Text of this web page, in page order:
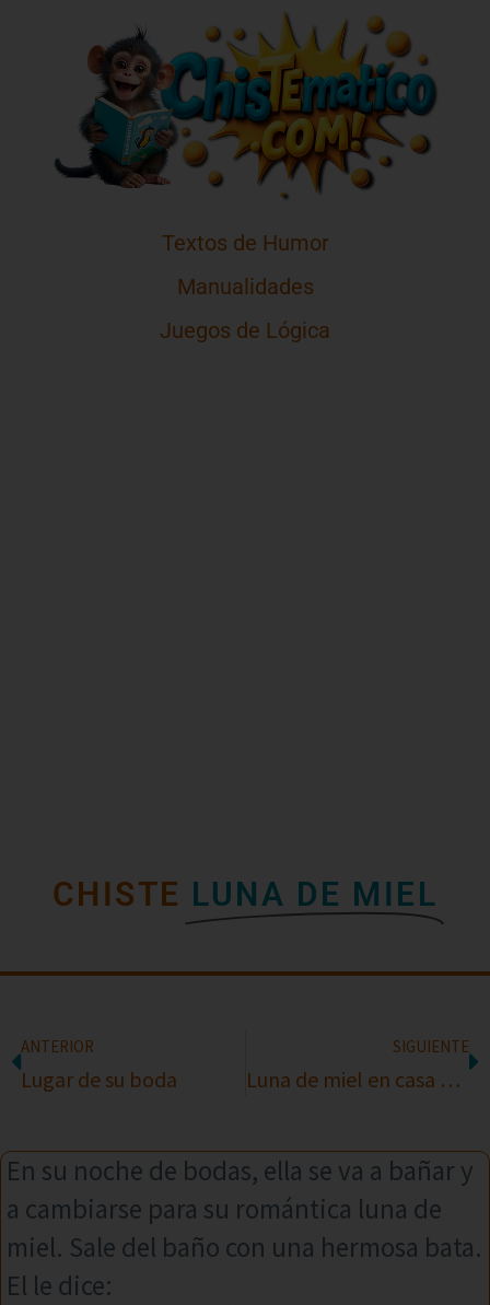
Textos de Humor
Manualidades
Juegos de Lógica
CHISTE LUNA DE MIEL
ANTERIOR
Lugar de su boda
SIGUIENTE
Luna de miel en casa de los padres
En su noche de bodas, ella se va a bañar y
a cambiarse para su romántica luna de
miel. Sale del baño con una hermosa bata.
El le dice: